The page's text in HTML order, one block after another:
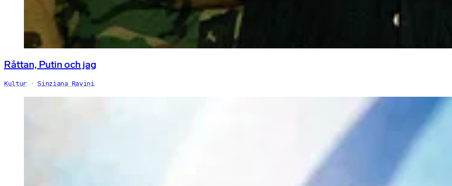
Råttan, Putin och jag
Kultur Sinziana Ravini